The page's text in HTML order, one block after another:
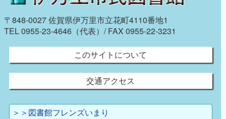
〒848-0027 佐賀県伊万里市立花町4110番地1
TEL 0955-23-4646（代表）/ FAX 0955-22-3231
このサイトについて
交通アクセス
＞＞図書館フレンズいまり